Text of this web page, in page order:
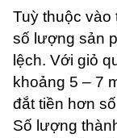
Tuỳ thuộc vào
số lượng sản
lệch. Với giỏ
khoảng 5 – 7
đắt tiền hơn
Số lượng